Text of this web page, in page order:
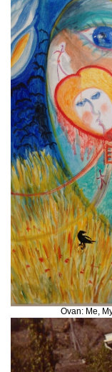
Ovan: Me,